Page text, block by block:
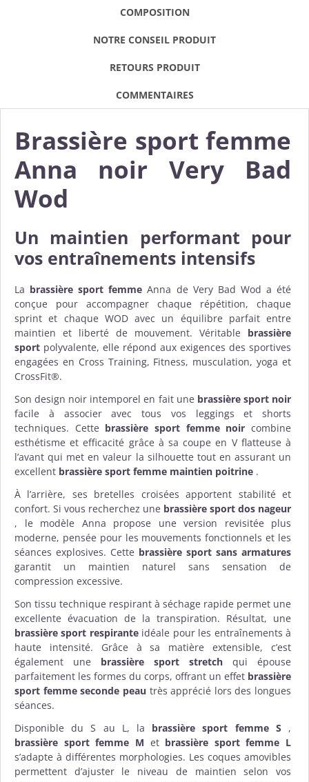
COMPOSITION
NOTRE CONSEIL PRODUIT
RETOURS PRODUIT
COMMENTAIRES
Brassière sport femme
Anna noir Very Bad
Wod
Un maintien performant pour
vos entraînements intensifs
La brassière sport femme Anna de Very Bad Wod a été
conçue pour accompagner chaque répétition, chaque
sprint et chaque WOD avec un équilibre parfait entre
maintien et liberté de mouvement. Véritable brassière
sport polyvalente, elle répond aux exigences des sportives
engagées en Cross Training, Fitness, musculation, yoga et
CrossFit®.
Son design noir intemporel en fait une brassière sport noir
facile à associer avec tous vos leggings et shorts
techniques. Cette brassière sport femme noir combine
esthétisme et efficacité grâce à sa coupe en V flatteuse à
l’avant qui met en valeur la silhouette tout en assurant un
excellent brassière sport femme maintien poitrine .
À l’arrière, ses bretelles croisées apportent stabilité et
confort. Si vous recherchez une brassière sport dos nageur
, le modèle Anna propose une version revisitée plus
moderne, pensée pour les mouvements fonctionnels et les
séances explosives. Cette brassière sport sans armatures
garantit un maintien naturel sans sensation de
compression excessive.
Son tissu technique respirant à séchage rapide permet une
excellente évacuation de la transpiration. Résultat, une
brassière sport respiranteidéale pour les entraînements à
haute intensité. Grâce à sa matière extensible, c’est
également une brassière sport stretch qui épouse
parfaitement les formes du corps, offrant un effet brassière
sport femme seconde peau très apprécié lors des longues
séances.
Disponible du S au L, la brassière sport femme S ,
brassière sport femme M et brassière sport femme L
s’adapte à différentes morphologies. Les coques amovibles
permettent d’ajuster le niveau de maintien selon vos